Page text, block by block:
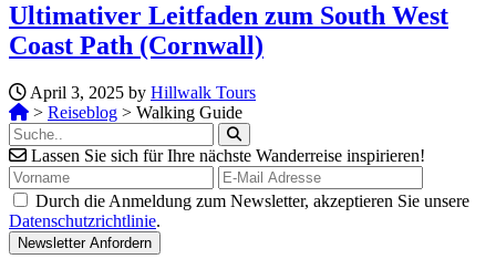
Ultimativer Leitfaden zum South West
Coast Path (Cornwall)
April 3, 2025 by Hillwalk Tours
> Reiseblog > Walking Guide
Lassen Sie sich für Ihre nächste Wanderreise inspirieren!
Durch die Anmeldung zum Newsletter, akzeptieren Sie unsere
Datenschutzrichtlinie.